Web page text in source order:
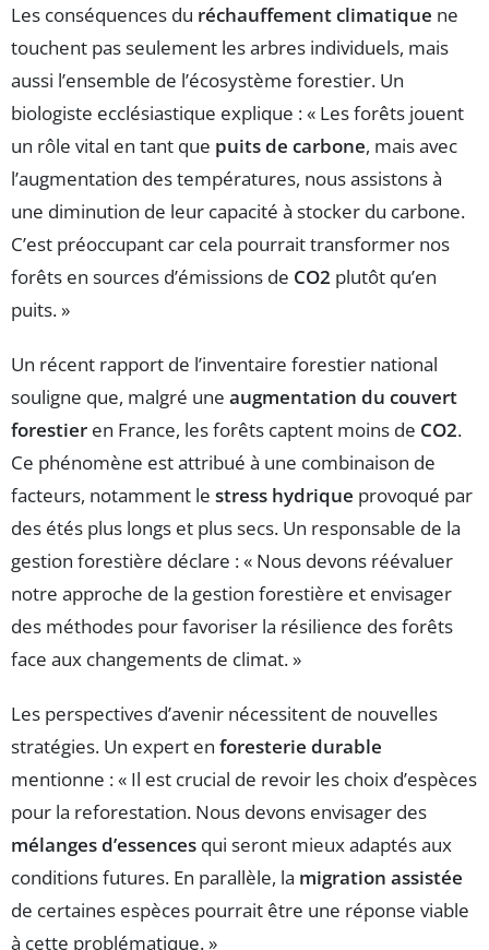
Les conséquences du réchauffement climatique ne
touchent pas seulement les arbres individuels, mais
aussi l’ensemble de l’écosystème forestier. Un
biologiste ecclésiastique explique : « Les forêts jouent
un rôle vital en tant que puits de carbone, mais avec
l’augmentation des températures, nous assistons à
une diminution de leur capacité à stocker du carbone.
C’est préoccupant car cela pourrait transformer nos
forêts en sources d’émissions de CO2 plutôt qu’en
puits. »
Un récent rapport de l’inventaire forestier national
souligne que, malgré une augmentation du couvert
forestier en France, les forêts captent moins de CO2.
Ce phénomène est attribué à une combinaison de
facteurs, notamment le stress hydrique provoqué par
des étés plus longs et plus secs. Un responsable de la
gestion forestière déclare : « Nous devons réévaluer
notre approche de la gestion forestière et envisager
des méthodes pour favoriser la résilience des forêts
face aux changements de climat. »
Les perspectives d’avenir nécessitent de nouvelles
stratégies. Un expert en foresterie durable
mentionne : « Il est crucial de revoir les choix d’espèces
pour la reforestation. Nous devons envisager des
mélanges d’essences qui seront mieux adaptés aux
conditions futures. En parallèle, la migration assistée
de certaines espèces pourrait être une réponse viable
à cette problématique. »